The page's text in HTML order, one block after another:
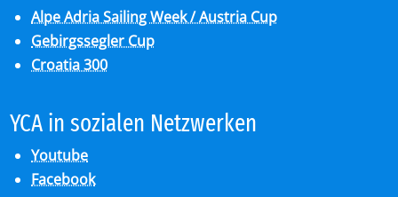
Alpe Adria Sailing Week / Austria Cup
Gebirgssegler Cup
Croatia 300
YCA in so­zia­len Netz­wer­ken
Youtube
Facebook